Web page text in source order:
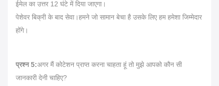
ईमेल का उत्तर 12 घंटे में दिया जाएगा।
पेशेवर बिक्री के बाद सेवा।हमने जो सामान बेचा है उसके लिए हम हमेशा जिम्मेदार
होंगे।
प्रश्न 5:अगर मैं कोटेशन प्राप्त करना चाहता हूं तो मुझे आपको कौन सी
जानकारी देनी चाहिए?